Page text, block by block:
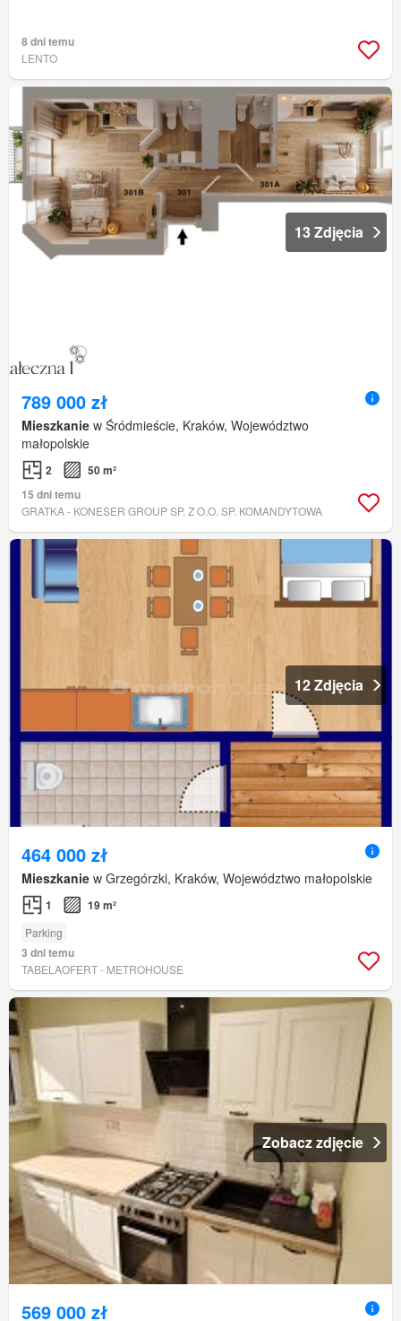
8 dni temu
LENTO
13 Zdjęcia
789 000 zł
Mieszkanie w Śródmieście, Kraków, Województwo
małopolskie
2
50 m²
15 dni temu
GRATKA - KONESER GROUP SP. Z O.O. SP. KOMANDYTOWA
12 Zdjęcia
464 000 zł
Mieszkanie w Grzegórzki, Kraków, Województwo małopolskie
1 19 m²
Parking
3 dni temu
TABELAOFERT - METROHOUSE
Zobacz zdjęcie
569 000 zł